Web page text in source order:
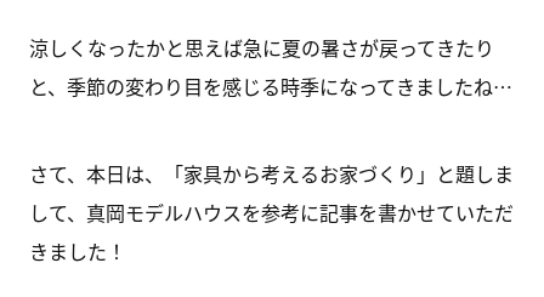
涼しくなったかと思えば急に夏の暑さが戻ってきたり
と、季節の変わり目を感じる時季になってきましたね…
さて、本日は、「家具から考えるお家づくり」と題しま
して、真岡モデルハウスを参考に記事を書かせていただ
きました！